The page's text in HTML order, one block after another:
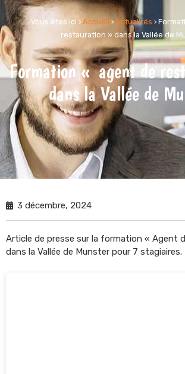
Vous êtes ici › Accueil › Actualités ›
restauration » dans la Vallée de
Formation « agent de
dans la Vallée de
3 décembre, 2024
Article de presse sur la formation « Agent
dans la Vallée de Munster pour 7 stagiaires.